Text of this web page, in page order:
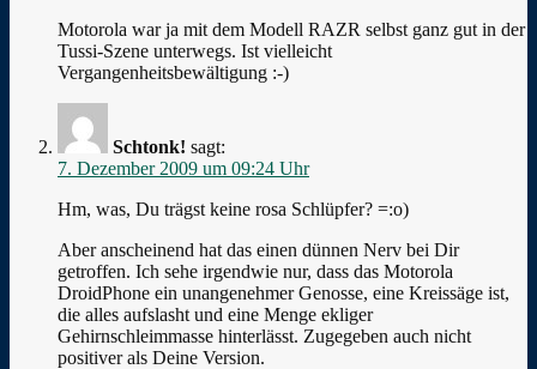
Motorola war ja mit dem Modell RAZR selbst ganz gut in der
Tussi-Szene unterwegs. Ist vielleicht
Vergangenheitsbewältigung :-)
Schtonk! sagt:
7. Dezember 2009 um 09:24 Uhr
Hm, was, Du trägst keine rosa Schlüpfer? =:o)
Aber anscheinend hat das einen dünnen Nerv bei Dir
getroffen. Ich sehe irgendwie nur, dass das Motorola
DroidPhone ein unangenehmer Genosse, eine Kreissäge ist,
die alles aufslasht und eine Menge ekliger
Gehirnschleimmasse hinterlässt. Zugegeben auch nicht
positiver als Deine Version.